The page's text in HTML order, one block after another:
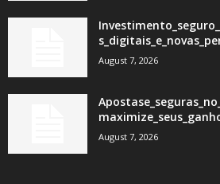
August 7, 2026
August 7, 2026